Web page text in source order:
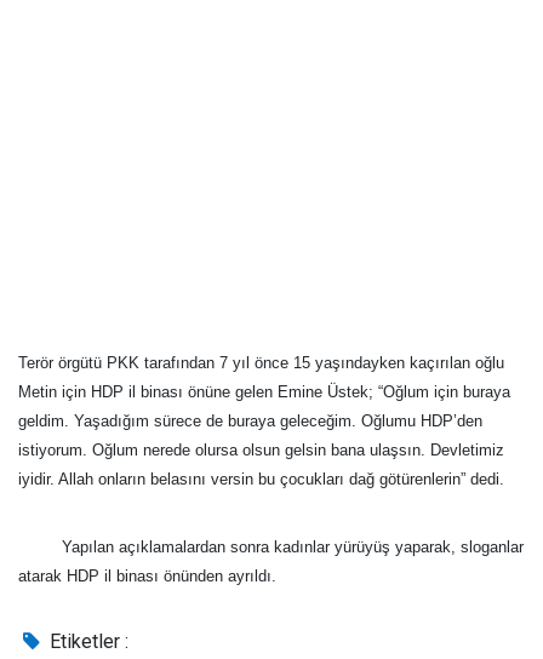
Terör örgütü PKK tarafından 7 yıl önce 15 yaşındayken kaçırılan oğlu
Metin için HDP il binası önüne gelen Emine Üstek; “Oğlum için buraya
geldim. Yaşadığım sürece de buraya geleceğim. Oğlumu HDP’den
istiyorum. Oğlum nerede olursa olsun gelsin bana ulaşsın. Devletimiz
iyidir. Allah onların belasını versin bu çocukları dağ götürenlerin” dedi.
Yapılan açıklamalardan sonra kadınlar yürüyüş yaparak, sloganlar
atarak HDP il binası önünden ayrıldı.
Etiketler :